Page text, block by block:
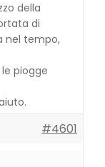
della
di
nel tempo,
piogge
#4601